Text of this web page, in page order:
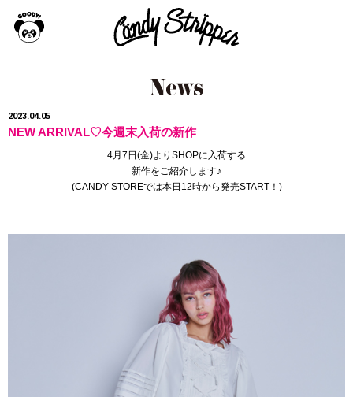
2023.04.05
NEW ARRIVAL♡今週末入荷の新作
4月7日(金)よりSHOPに入荷する
新作をご紹介します♪
(CANDY STOREでは本日12時から発売START！ )